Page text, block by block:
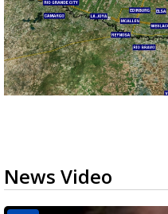
News Video